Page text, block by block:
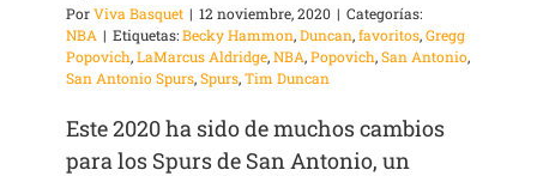
PorViva Basquet | 12 noviembre, 2020 | Categorías:
NBA | Etiquetas:Becky Hammon,Duncan,favoritos,Gregg
Popovich,LaMarcus Aldridge,NBA,Popovich,San Antonio,
San Antonio Spurs,Spurs,Tim Duncan
Este 2020 ha sido de muchos cambios
para los Spurs de San Antonio, un